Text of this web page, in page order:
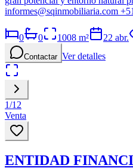
informes@sqinmobiliaria.com
0 0 1008 m² 22 abr.
Contactar Ver detalles
1/12
Venta
ENTIDAD